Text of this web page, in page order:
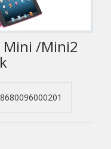
Mini /Mini2
8680096000201